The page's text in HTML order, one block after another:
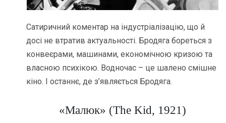
Сатиричний коментар на індустріалізацію, що й
досі не втратив актуальності. Бродяга бореться з
конвеєрами, машинами, економічною кризою та
власною психікою. Водночас – це шалено смішне
кіно. І останнє, де з’являється Бродяга.
«Малюк» (The Kid, 1921)